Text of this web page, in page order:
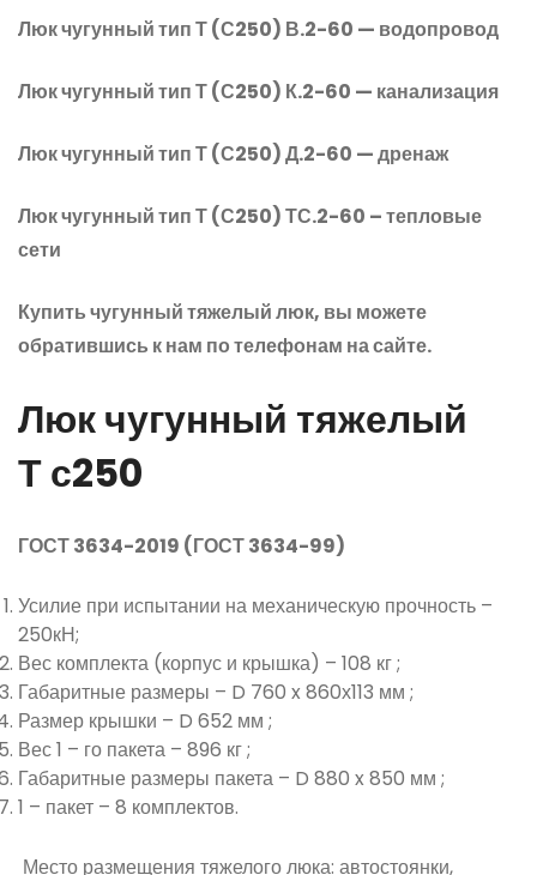
Люк чугунный тип Т(С250) В.2-60 — водопровод
Люк чугунный тип Т(С250) К.2-60 — канализация
Люк чугунный тип Т(С250) Д.2-60 — дренаж
Люк чугунный тип Т(С250) ТС.2-60 – тепловые
сети
Купить чугунный тяжелый люк, вы можете
обратившись к нам по телефонам на сайте.
Люк чугунный тяжелый
Т с250
ГОСТ 3634-2019 (ГОСТ3634-99)
Усилие при испытании на механическую прочность –
250кН;
Вес комплекта (корпус и крышка) – 108 кг ;
Габаритные размеры – D 760 x 860х113 мм ;
Размер крышки – D 652 мм ;
Вес 1 – го пакета – 896 кг ;
Габаритные размеры пакета – D 880 x 850 мм ;
1 – пакет – 8 комплектов.
Место размещения тяжелого люка: автостоянки,